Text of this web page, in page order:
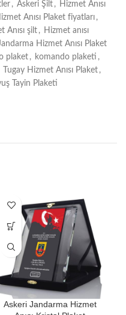
, Askeri Şilt , Hizmet Anısı
Anısı Plaket fiyatları ,
Anısı şilt , Hizmet anısı
Hizmet Anısı Plaket
plaket , komando plaketi ,
Tugay Hizmet Anısı Plaket ,
Tayin Plaketi
Askeri Jandarma Hizmet